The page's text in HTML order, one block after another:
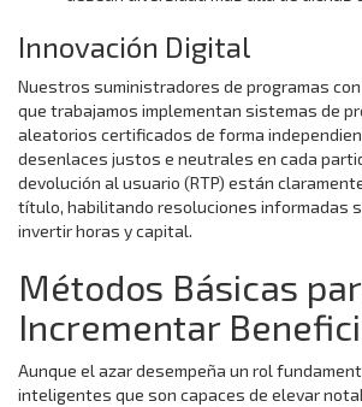
Innovación Digital
Nuestros suministradores de programas
que trabajamos implementan sistemas de
aleatorios certificados de forma
desenlaces justos e neutrales en cada
devolución al usuario (RTP) están
título, habilitando resoluciones informadas
invertir horas y capital.
Métodos Básicas
Incrementar
Aunque el azar desempeña un rol
inteligentes que son capaces de elevar